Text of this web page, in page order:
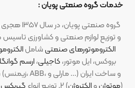
خدمات گروه صنعتی پویان :
گروه صنعتی
و توزیع لوازم صنعتی و کشاورزی تاسیس گردید ،
الکتروموتورهای صنعتیشامل
(PM، بروکس، ایل موتور،کاجیلی،ارسم
(موتوژنوالکتروژن) ۲. توزیع انواع